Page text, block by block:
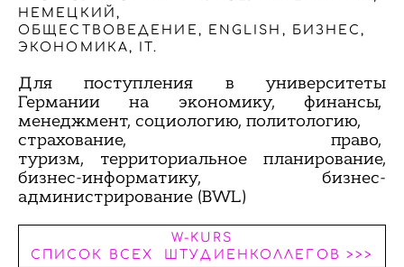
НЕМЕЦКИЙ,
ОБЩЕСТВОВЕДЕНИЕ, ENGLISH, БИЗНЕС,
ЭКОНОМИКА, IT.
Для поступления в университеты
Германии на экономику, финансы,
менеджмент, социологию, политологию,
страхование, право,
туризм, территориальное планирование,
бизнес-информатику, бизнес-
администрирование (BWL)
W-KURS
СПИСОК ВСЕХ ШТУДИЕНКОЛЛЕГОВ >>>